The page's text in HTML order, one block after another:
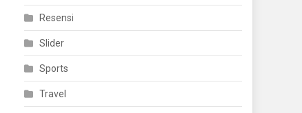
Resensi
Slider
Sports
Travel